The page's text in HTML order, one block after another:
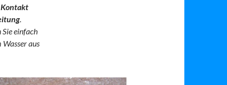
Kontakt
.
Sie einfach
aus